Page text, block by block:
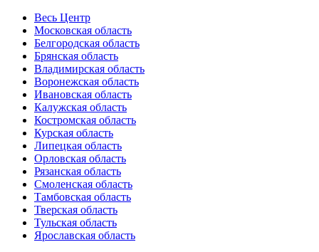
Весь Центр
Московская область
Белгородская область
Брянская область
Владимирская область
Воронежская область
Ивановская область
Калужская область
Костромская область
Курская область
Липецкая область
Орловская область
Рязанская область
Смоленская область
Тамбовская область
Тверская область
Тульская область
Ярославская область